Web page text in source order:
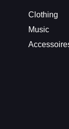
Clothing
Music